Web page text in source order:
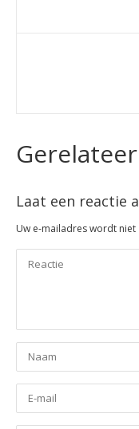
Laat een reactie
Uw e-mailadres wordt